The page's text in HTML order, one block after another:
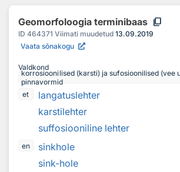
Geomorfoloogia terminibaas content_copy
ID 464371 Viimati muudetud 13.09.2019
Vaata sõnakogu
Valdkond
korrosioonilised (karsti) ja sufosioonilised (vee
pinnavormid
et
langatuslehter
karstilehter
suffosiooniline lehter
en
sinkhole
sink-hole